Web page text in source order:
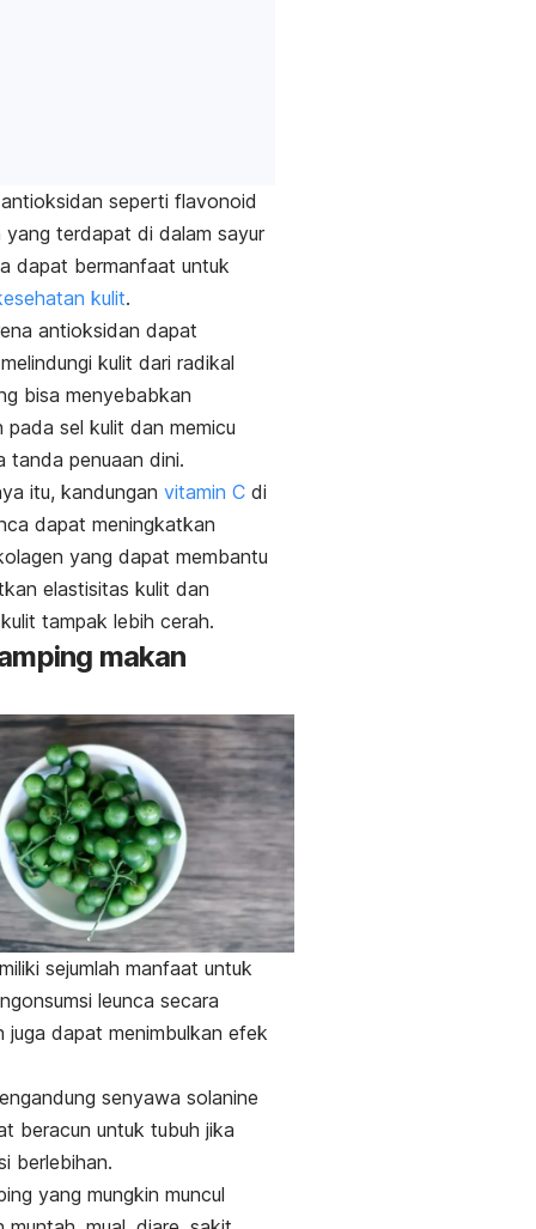
seperti flavonoid
yang terdapat di dalam sayur
dapat bermanfaat untuk
kulit.
antioksidan dapat
kulit dari radikal
bisa menyebabkan
pada sel kulit dan memicu
tanda penuaan dini.
itu, kandungan vitamin C di
dapat meningkatkan
yang dapat membantu
elastisitas kulit dan
tampak lebih cerah.
makan
sejumlah manfaat untuk
leunca secara
juga dapat menimbulkan efek
senyawa solanine
beracun untuk tubuh jika
berlebihan.
yang mungkin muncul